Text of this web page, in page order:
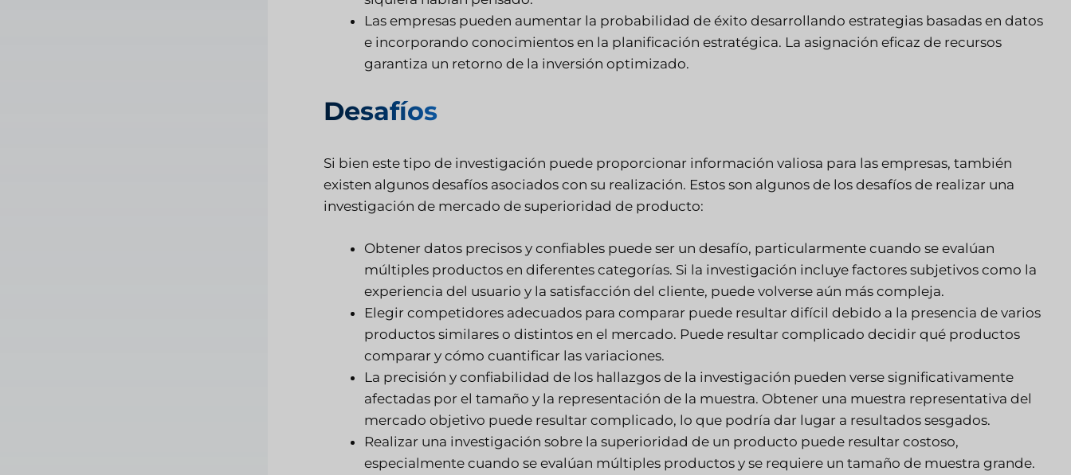
Las empresas pueden aumentar la probabilidad de éxito desarrollando estrategias basadas en datos
e incorporando conocimientos en la planificación estratégica. La asignación eficaz de recursos
garantiza un retorno de la inversión optimizado.
Desafíos
Si bien este tipo de investigación puede proporcionar información valiosa para las empresas, también
existen algunos desafíos asociados con su realización. Estos son algunos de los desafíos de realizar una
investigación de mercado de superioridad de producto:
Obtener datos precisos y confiables puede ser un desafío, particularmente cuando se evalúan
múltiples productos en diferentes categorías. Si la investigación incluye factores subjetivos como la
experiencia del usuario y la satisfacción del cliente, puede volverse aún más compleja.
Elegir competidores adecuados para comparar puede resultar difícil debido a la presencia de varios
productos similares o distintos en el mercado. Puede resultar complicado decidir qué productos
comparar y cómo cuantificar las variaciones.
La precisión y confiabilidad de los hallazgos de la investigación pueden verse significativamente
afectadas por el tamaño y la representación de la muestra. Obtener una muestra representativa del
mercado objetivo puede resultar complicado, lo que podría dar lugar a resultados sesgados.
Realizar una investigación sobre la superioridad de un producto puede resultar costoso,
especialmente cuando se evalúan múltiples productos y se requiere un tamaño de muestra grande.